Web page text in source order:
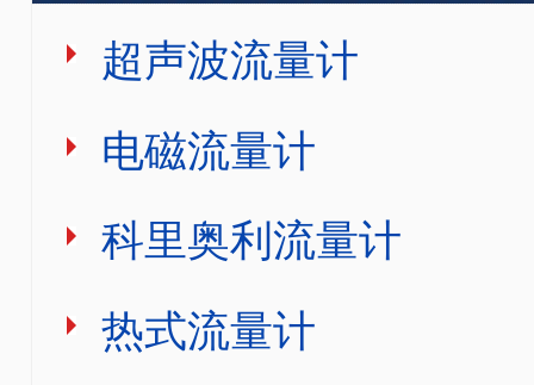
超声波流量计
电磁流量计
科里奥利流量计
热式流量计